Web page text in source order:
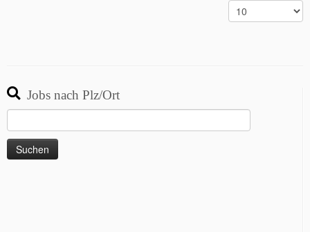
Jobs nach Plz/Ort
nach: